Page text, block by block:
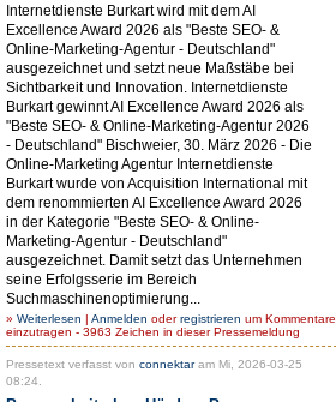
Internetdienste Burkart wird mit dem AI
Excellence Award 2026 als "Beste SEO- &
Online-Marketing-Agentur - Deutschland"
ausgezeichnet und setzt neue Maßstäbe bei
Sichtbarkeit und Innovation. Internetdienste
Burkart gewinnt AI Excellence Award 2026 als
"Beste SEO- & Online-Marketing-Agentur 2026
- Deutschland" Bischweier, 30. März 2026 - Die
Online-Marketing Agentur Internetdienste
Burkart wurde von Acquisition International mit
dem renommierten AI Excellence Award 2026
in der Kategorie "Beste SEO- & Online-
Marketing-Agentur - Deutschland"
ausgezeichnet. Damit setzt das Unternehmen
seine Erfolgsserie im Bereich
Suchmaschinenoptimierung...
» Weiterlesen | Anmelden oderregistrieren um Kommentare
einzutragen - 3963 Zeichen in dieser Pressemeldung
Pressetext verfasst von connektaram Mi, 2026-03-25
08:24.